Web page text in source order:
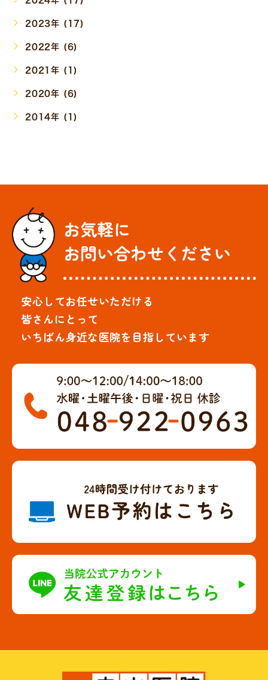
2023年 (17)
2022年 (6)
2021年 (1)
2020年 (6)
2014年 (1)
お気軽に
お問い合わせください
安心してお任せいただける
皆さんにとって
いちばん身近な医院を目指しています